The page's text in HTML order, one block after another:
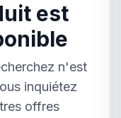
est
n'est
inquiétez
offres